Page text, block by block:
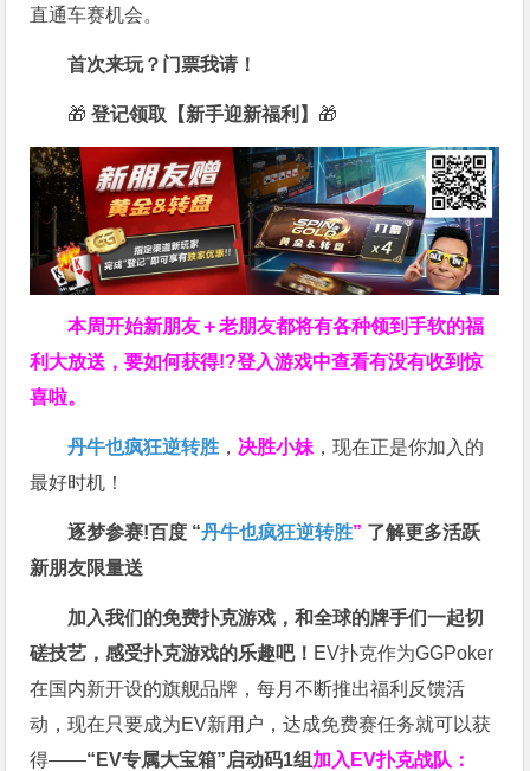
直通车赛机会。
首次来玩？门票我请！
🎁 登记领取【新手迎新福利】 🎁
本周开始新朋友＋老朋友都将有各种领到手软的福
利大放送，要如何获得!?登入游戏中查看有没有收到惊
喜啦。
丹牛也疯狂逆转胜 ， 决胜小妹 ，现在正是你加入的
最好时机！
逐梦参赛!百度 “丹牛也疯狂逆转胜” 了解更多活跃
新朋友限量送
加入我们的免费扑克游戏，和全球的牌手们一起切
磋技艺，感受扑克游戏的乐趣吧！ EV扑克作为GGPoker
在国内新开设的旗舰品牌，每月不断推出福利反馈活
动，现在只要成为EV新用户，达成免费赛任务就可以获
得——“EV专属大宝箱”启动码1组 加入EV扑克战队：